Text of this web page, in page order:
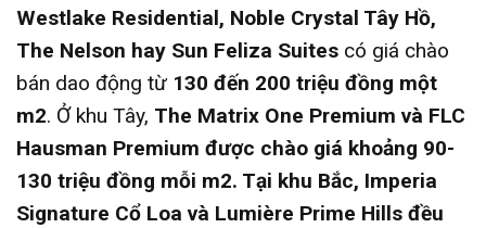
Westlake Residential, Noble Crystal Tây Hồ,
The Nelson hay Sun Feliza Suites có giá chào
bán dao động từ 130 đến 200 triệu đồng một
m2. Ở khu Tây, The Matrix One Premium và FLC
Hausman Premium được chào giá khoảng 90-
130 triệu đồng mỗi m2. Tại khu Bắc, Imperia
Signature Cổ Loa và Lumière Prime Hills đều